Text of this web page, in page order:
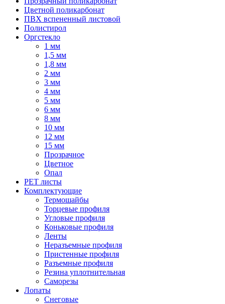
Цветной поликарбонат
ПВХ вспененный листовой
Полистирол
Оргстекло
1 мм
1,5 мм
1,8 мм
2 мм
3 мм
4 мм
5 мм
6 мм
8 мм
10 мм
12 мм
15 мм
Прозрачное
Цветное
Опал
PET листы
Комплектующие
Термошайбы
Торцевые профиля
Угловые профиля
Коньковые профиля
Ленты
Неразъемные профиля
Пристенные профиля
Разъемные профиля
Резина уплотнительная
Саморезы
Лопаты
Снеговые